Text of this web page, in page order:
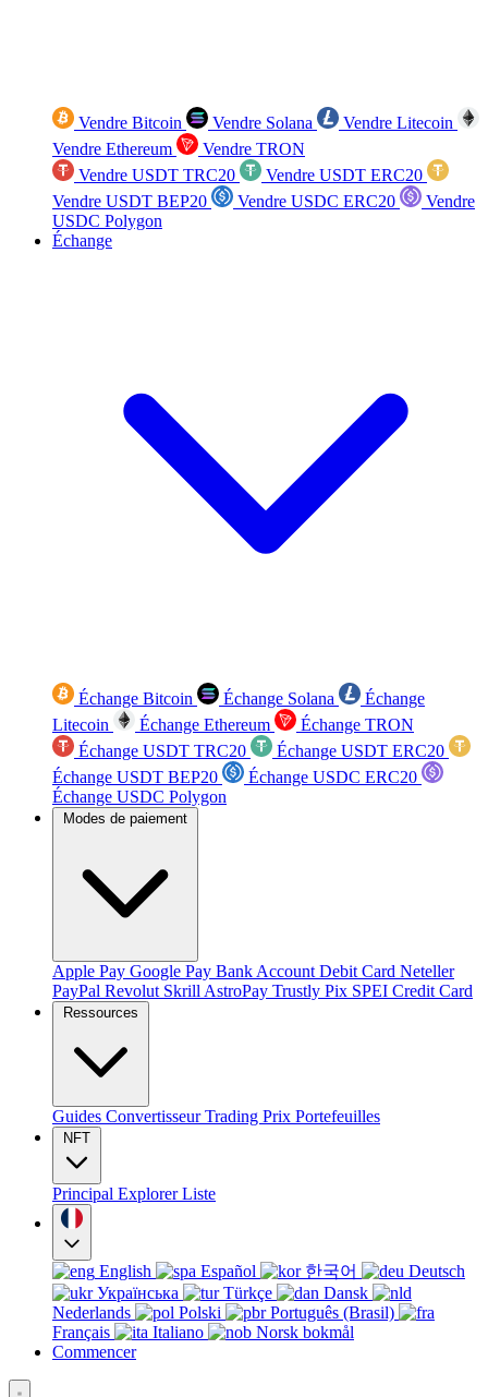
Vendre Bitcoin Vendre Solana
Vendre Litecoin
Vendre Ethereum
Vendre TRON
Vendre USDT TRC20
Vendre USDT ERC20
Vendre USDT BEP20
Vendre USDC ERC20
Vendre
USDC Polygon
Échange
Échange Bitcoin Échange Solana
Échange
Litecoin
Échange Ethereum
Échange TRON
Échange USDT TRC20
Échange USDT ERC20
Échange USDT BEP20
Échange USDC ERC20
Échange USDC Polygon
Modes de paiement
Apple Pay Google Pay Bank Account Debit Card Neteller
PayPal Revolut Skrill AstroPay Trustly Pix SPEI Credit Card
Ressources
Guides ConvertisseurTrading Prix Portefeuilles
NFT
Principal ExplorerListe
English Español 한국어
Deutsch
Українська
Türkçe
Dansk
Nederlands
Polski
Português (Brasil)
Français
Italiano
Norsk bokmål
Commencer